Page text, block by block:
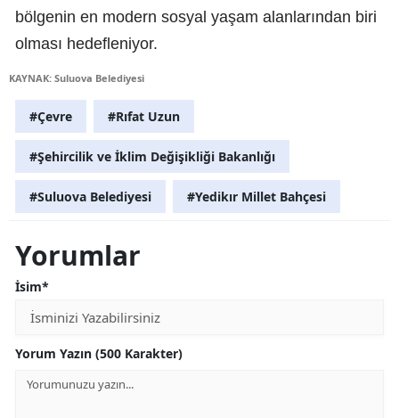
bölgenin en modern sosyal yaşam alanlarından biri
olması hedefleniyor.
KAYNAK: Suluova Belediyesi
#Çevre #Rıfat Uzun
#Şehircilik ve İklim Değişikliği Bakanlığı
#Suluova Belediyesi #Yedikır Millet Bahçesi
Yorumlar
İsim*
Yorum Yazın (500 Karakter)